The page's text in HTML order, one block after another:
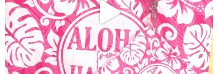
した！ありがとうございました！
2026/04/24
白井市よりお越しのお客様のiPhoneSE3の液晶交換をさせて頂きました！
ありがとうございました！
2026/04/23
松戸市よりお越しのお客様のiPhone13のバッテリー交換をさせて頂きまし
た！ありがとうございました！
2026/04/23
松戸市よりお越しのお客様のAndroidの基板修理をさせて頂きました！あり